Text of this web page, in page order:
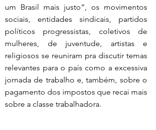
um Brasil mais justo”, os movimentos
sociais, entidades sindicais, partidos
políticos progressistas, coletivos de
mulheres, de juventude, artistas e
religiosos se reuniram pra discutir temas
relevantes para o país como a excessiva
jornada de trabalho e, também, sobre o
pagamento dos impostos que recai mais
sobre a classe trabalhadora.